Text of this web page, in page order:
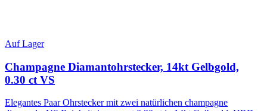
Auf Lager
Champagne Diamantohrstecker, 14kt Gelbgold,
0.30 ct VS
Elegantes Paar Ohrstecker mit zwei natürlichen champagne